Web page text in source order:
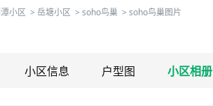
小区 > 岳塘小区 > soho鸟巢 > soho鸟巢图片
小区信息 户型图 小区相册